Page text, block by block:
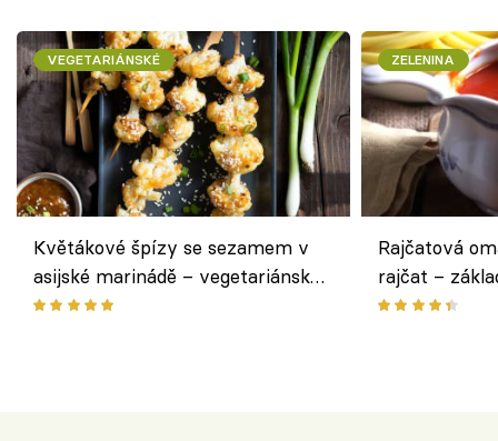
VEGETARIÁNSKÉ
Květákové špízy se sezamem v
asijské marinádě – vegetariánská
chuťovka z grilu
ZELENINA
Rajčatová
rajčat –